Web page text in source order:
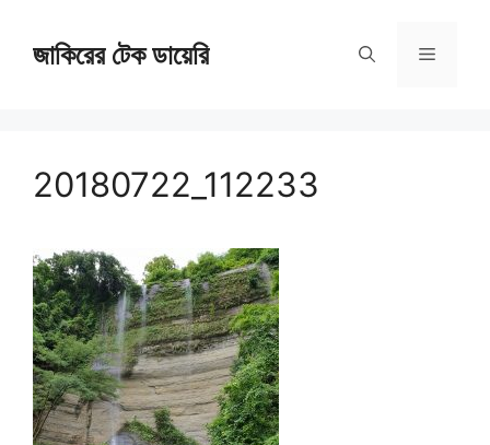
জাকিরের টেক ডায়েরি Menu
20180722_112233